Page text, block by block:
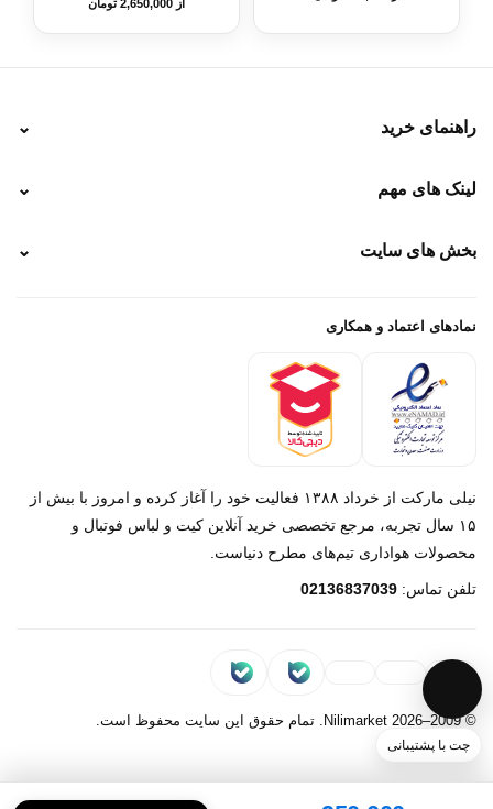
از 2,650,000 تومان
راهنمای خرید ⌄
نحوه پرداخت
راهنمای سفارش
لینک های مهم ⌄
رهگیری تیپاکس
خرید لباس جدید بارسلونا 2025/2026
بخش های سایت ⌄
پرداخت باز
تماس با ما
نمادهای اعتماد و همکاری
نیلی مارکت از خرداد ۱۳۸۸ فعالیت خود را آغاز کرده و امروز با بیش از
۱۵ سال تجربه، مرجع تخصصی خرید آنلاین کیت و لباس فوتبال و
محصولات هواداری تیم‌های مطرح دنیاست.
تلفن تماس: 02136837039
© 2009–2026 Nilimarket. تمام حقوق این سایت محفوظ است.
چت با پشتیبانی
پشتیبانی روبیکا‌
پشتیبانی بله